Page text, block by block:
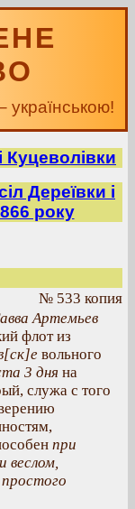
українською!
Куцеволівки
Дереївки і
року
№ 533 копия
Артемьев
флот из
вольного
3 дня на
служа с того
при
веслом,